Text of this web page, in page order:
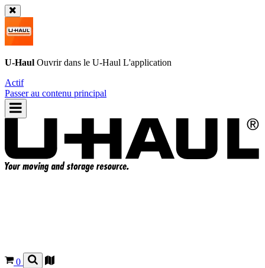
U-Haul Ouvrir dans le U-Haul L'application
Actif
Passer au contenu principal
0